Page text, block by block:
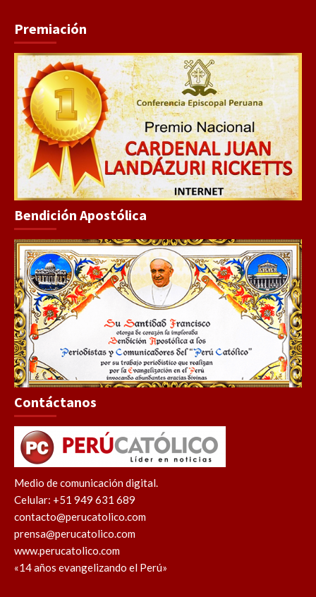
Premiación
Bendición Apostólica
Contáctanos
Medio de comunicación digital.
Celular: +51 949 631 689
contacto@perucatolico.com
prensa@perucatolico.com
www.perucatolico.com
«14 años evangelizando el Perú»